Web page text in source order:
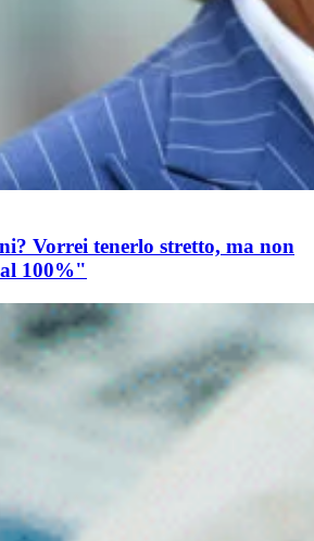
Vorrei tenerlo stretto, ma non
100%"